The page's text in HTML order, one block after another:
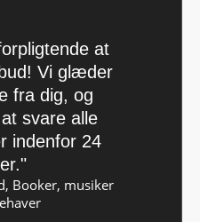
at
Vi glæder
fra dig, og
svare alle
indenfor 24
Booker, musiker